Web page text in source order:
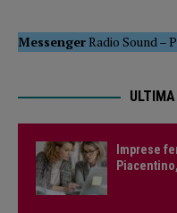
MessengerRadio Sound–
Imprese